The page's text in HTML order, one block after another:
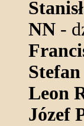
NN -
Leon
Józef